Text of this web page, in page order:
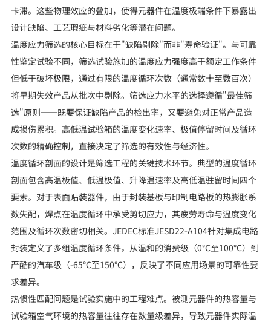
卡滞。这些物理效应的叠加，使得元器件在温度极端条件下暴露出
设计缺陷、工艺瑕疵与材料劣化等潜在问题。
温度应力筛选的核心目标在于"缺陷剔除"而非"寿命验证"。与可靠
性鉴定试验不同，筛选试验施加的温度应力强度高于额定工作条件
但低于破坏极限，通过有限的温度循环次数（通常数十至数百次）
将早期失效产品从批次中剔除。筛选应力水平的选择遵循"最佳筛
选"原则——既要保证缺陷产品的检出率，又要避免对正常产品造
成损伤累积。高低温试验箱的温度变化速率、极值停留时间及循环
次数的精确控制，直接决定了筛选的有效性与经济性。
温度循环剖面的设计是筛选工程的关键技术环节。典型的温度循环
剖面包含高温极值、低温极值、升降温速率及高低温驻留时间四个
要素。对于表面贴装器件，由于封装基板与印制电路板的热膨胀系
数失配，焊点在温度循环中承受剪切应力，其疲劳寿命与温度变化
范围及循环次数密切相关。JEDEC标准JESD22-A104针对集成电路
封装定义了多组温度循环条件，从温和的消费级（0℃至100℃）到
严酷的汽车级（-65℃至150℃），反映了不同应用场景的可靠性要
求差异。
热惯性匹配问题是试验实施中的工程难点。被测元器件的热容量与
试验箱空气环境的热容量往往存在数量级差异，导致元器件实际温